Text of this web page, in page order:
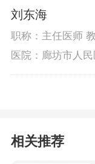
刘东海
职称：主任医师
医院：廊坊市人
相关推荐